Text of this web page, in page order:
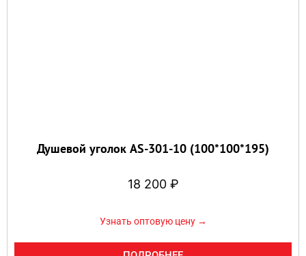
Душевой уголок AS-301-10 (100*100*195)
18 200 ₽
Узнать оптовую цену →